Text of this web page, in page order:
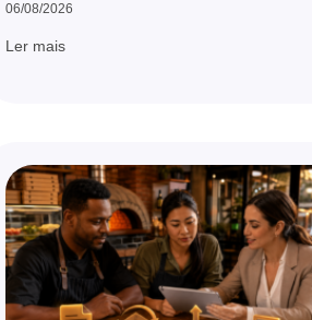
06/08/2026
Ler mais